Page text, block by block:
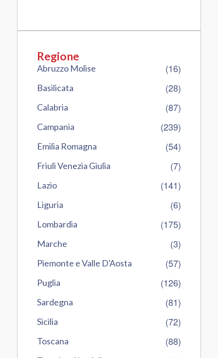
Regione
Abruzzo Molise (16)
Basilicata (28)
Calabria (87)
Campania (239)
Emilia Romagna (54)
Friuli Venezia Giulia (7)
Lazio (141)
Liguria (6)
Lombardia (175)
Marche (3)
Piemonte e Valle D'Aosta (57)
Puglia (126)
Sardegna (81)
Sicilia (72)
Toscana (88)